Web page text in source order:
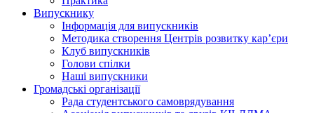
Випускнику
Інформація для випускників
Методика створення Центрів розвитку кар’єри
Клуб випускників
Голови спілки
Наші випускники
Громадські організації
Рада студентського самоврядування